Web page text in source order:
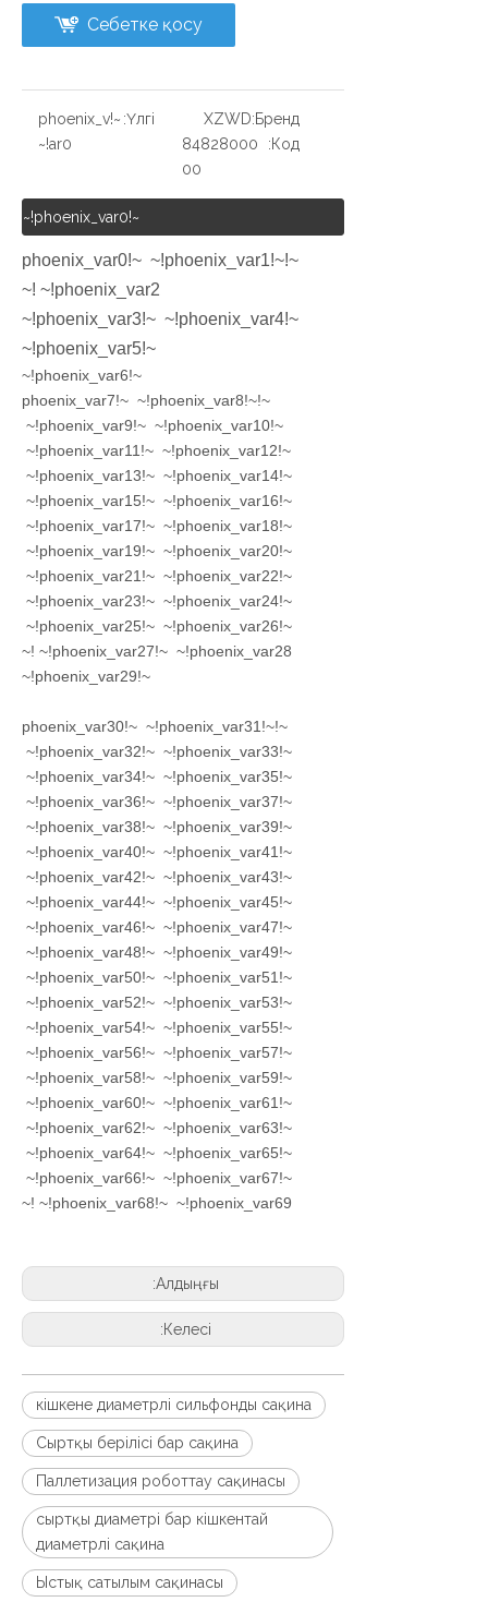
Себетке қосу
Үлгі:
~!phoenix_v
ar0!~
Бренд:
XZWD
Код:
84828000
00
~!phoenix_var0!~
~!phoenix_var0!~ ~!phoenix_var1!~
~!phoenix_var2!~
~!phoenix_var3!~ ~!phoenix_var4!~
~!phoenix_var5!~
~!phoenix_var6!~
~!phoenix_var7!~ ~!phoenix_var8!~
~!phoenix_var9!~ ~!phoenix_var10!~
~!phoenix_var11!~ ~!phoenix_var12!~
~!phoenix_var13!~ ~!phoenix_var14!~
~!phoenix_var15!~ ~!phoenix_var16!~
~!phoenix_var17!~ ~!phoenix_var18!~
~!phoenix_var19!~ ~!phoenix_var20!~
~!phoenix_var21!~ ~!phoenix_var22!~
~!phoenix_var23!~ ~!phoenix_var24!~
~!phoenix_var25!~ ~!phoenix_var26!~
~!phoenix_var27!~ ~!phoenix_var28!~
~!phoenix_var29!~
~!phoenix_var30!~ ~!phoenix_var31!~
~!phoenix_var32!~ ~!phoenix_var33!~
~!phoenix_var34!~ ~!phoenix_var35!~
~!phoenix_var36!~ ~!phoenix_var37!~
~!phoenix_var38!~ ~!phoenix_var39!~
~!phoenix_var40!~ ~!phoenix_var41!~
~!phoenix_var42!~ ~!phoenix_var43!~
~!phoenix_var44!~ ~!phoenix_var45!~
~!phoenix_var46!~ ~!phoenix_var47!~
~!phoenix_var48!~ ~!phoenix_var49!~
~!phoenix_var50!~ ~!phoenix_var51!~
~!phoenix_var52!~ ~!phoenix_var53!~
~!phoenix_var54!~ ~!phoenix_var55!~
~!phoenix_var56!~ ~!phoenix_var57!~
~!phoenix_var58!~ ~!phoenix_var59!~
~!phoenix_var60!~ ~!phoenix_var61!~
~!phoenix_var62!~ ~!phoenix_var63!~
~!phoenix_var64!~ ~!phoenix_var65!~
~!phoenix_var66!~ ~!phoenix_var67!~
~!phoenix_var68!~ ~!phoenix_var69!~
Алдыңғы:
Келесі:
кішкене диаметрлі сильфонды сақина
Сыртқы берілісі бар сақина
Паллетизация роботтау сақинасы
сыртқы диаметрі бар кішкентай
диаметрлі сақина
Ыстық сатылым сақинасы